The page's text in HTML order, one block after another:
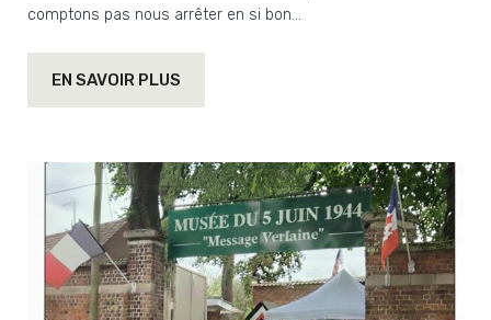
comptons pas nous arrêter en si bon…
EN SAVOIR PLUS